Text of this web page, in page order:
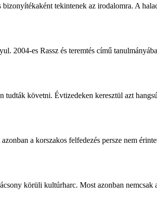
bizonyítékaként tekintenek az irodalomra. A
2004-es Rassz és teremtés című
tudták követni. Évtizedeken keresztül azt
a korszakos felfedezés persze nem
körüli kultúrharc. Most azonban